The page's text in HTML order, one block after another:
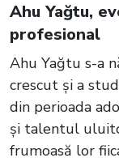
Ahu Yağtu,
profesional
Ahu Yağtu s-a
crescut și a
din perioada
și talentul
frumoasă lor